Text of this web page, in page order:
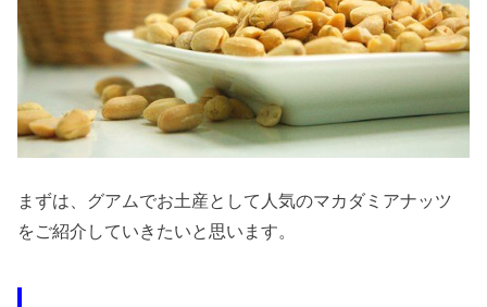
まずは、グアムでお土産として人気のマカダミアナッツ
をご紹介していきたいと思います。